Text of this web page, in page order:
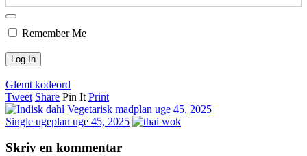
Remember Me
Glemt kodeord
Tweet Share Pin It Print
Vegetarisk madplan uge 45, 2025
Single ugeplan uge 45, 2025
Skriv en kommentar